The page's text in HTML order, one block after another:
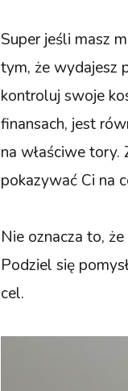
Super jeśli masz
tym, że wydajesz
kontroluj swoje
finansach, jest
na właściwe tory.
pokazywać Ci na
Nie oznacza to,
Podziel się
cel.